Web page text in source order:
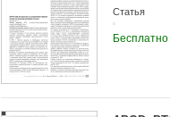
Статья
Бесплатно